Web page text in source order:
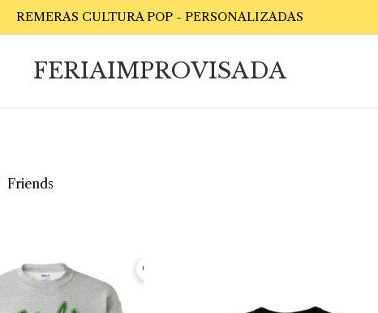
REMERAS CULTURA POP - PERSONALIZADAS
FERIAIMPROVISADA
Friends